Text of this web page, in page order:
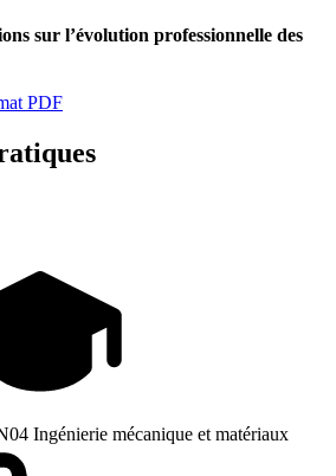
sur l’évolution professionnelle des
PDF
Ingénierie mécanique et matériaux